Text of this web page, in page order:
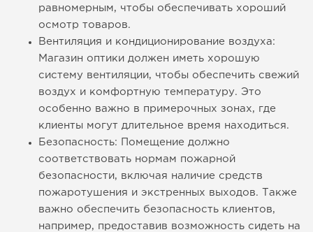
равномерным, чтобы обеспечивать хороший
осмотр товаров.
Вентиляция и кондиционирование воздуха:
Магазин оптики должен иметь хорошую
систему вентиляции, чтобы обеспечить свежий
воздух и комфортную температуру. Это
особенно важно в примерочных зонах, где
клиенты могут длительное время находиться.
Безопасность: Помещение должно
соответствовать нормам пожарной
безопасности, включая наличие средств
пожаротушения и экстренных выходов. Также
важно обеспечить безопасность клиентов,
например, предоставив возможность сидеть на